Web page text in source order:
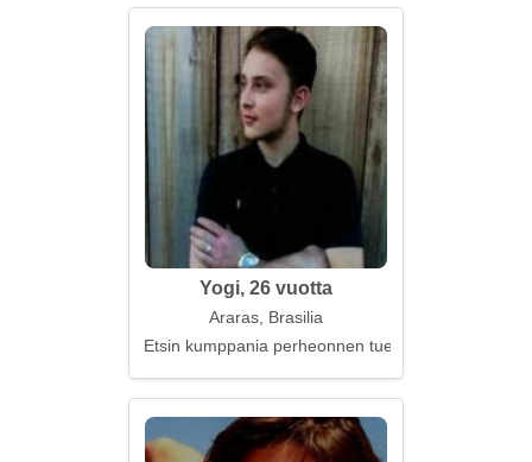
Yogi, 26 vuotta
Araras, Brasilia
Etsin kumppania perheonnen tueksi